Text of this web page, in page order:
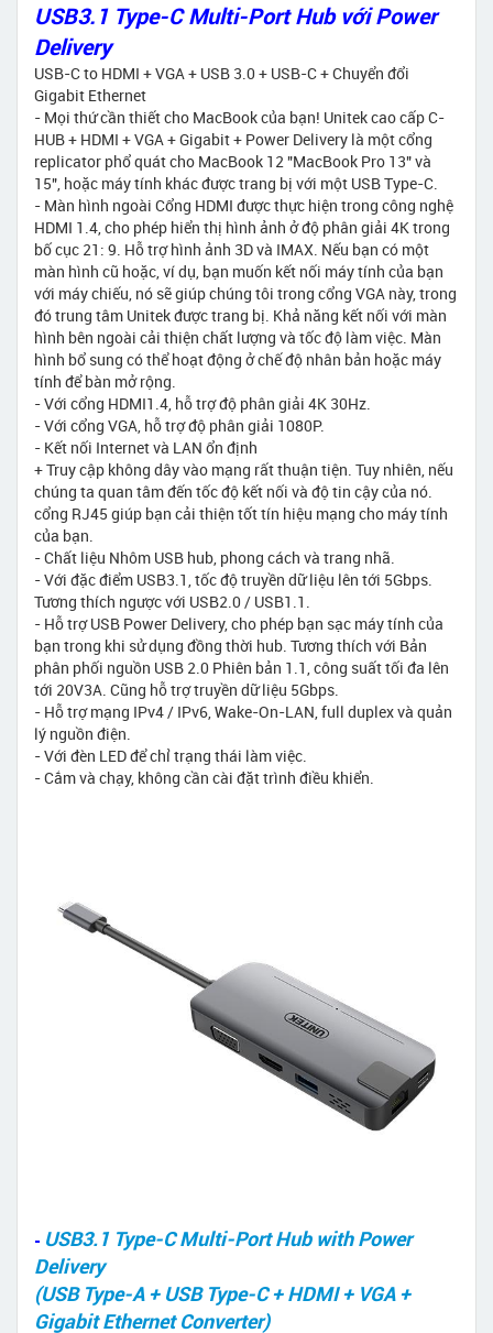
USB3.1 Type-C Multi-Port Hub với Power
Delivery
USB-C to HDMI + VGA + USB 3.0 + USB-C + Chuyển đổi
Gigabit Ethernet
- Mọi thứ cần thiết cho MacBook của bạn! Unitek cao cấp C-
HUB + HDMI + VGA + Gigabit + Power Delivery là một cổng
replicator phổ quát cho MacBook 12 "MacBook Pro 13" và
15", hoặc máy tính khác được trang bị với một USB Type-C.
- Màn hình ngoài Cổng HDMI được thực hiện trong công nghệ
HDMI 1.4, cho phép hiển thị hình ảnh ở độ phân giải 4K trong
bố cục 21: 9. Hỗ trợ hình ảnh 3D và IMAX. Nếu bạn có một
màn hình cũ hoặc, ví dụ, bạn muốn kết nối máy tính của bạn
với máy chiếu, nó sẽ giúp chúng tôi trong cổng VGA này, trong
đó trung tâm Unitek được trang bị. Khả năng kết nối với màn
hình bên ngoài cải thiện chất lượng và tốc độ làm việc. Màn
hình bổ sung có thể hoạt động ở chế độ nhân bản hoặc máy
tính để bàn mở rộng.
- Với cổng HDMI1.4, hỗ trợ độ phân giải 4K 30Hz.
- Với cổng VGA, hỗ trợ độ phân giải 1080P.
- Kết nối Internet và LAN ổn định
+ Truy cập không dây vào mạng rất thuận tiện. Tuy nhiên, nếu
chúng ta quan tâm đến tốc độ kết nối và độ tin cậy của nó.
cổng RJ45 giúp bạn cải thiện tốt tín hiệu mạng cho máy tính
của bạn.
- Chất liệu Nhôm USB hub, phong cách và trang nhã.
- Với đặc điểm USB3.1, tốc độ truyền dữ liệu lên tới 5Gbps.
Tương thích ngược với USB2.0 / USB1.1.
- Hỗ trợ USB Power Delivery, cho phép bạn sạc máy tính của
bạn trong khi sử dụng đồng thời hub. Tương thích với Bản
phân phối nguồn USB 2.0 Phiên bản 1.1, công suất tối đa lên
tới 20V3A. Cũng hỗ trợ truyền dữ liệu 5Gbps.
- Hỗ trợ mạng IPv4 / IPv6, Wake-On-LAN, full duplex và quản
lý nguồn điện.
- Với đèn LED để chỉ trạng thái làm việc.
- Cắm và chạy, không cần cài đặt trình điều khiển.
- USB3.1 Type-C Multi-Port Hub with Power
Delivery
(USB Type-A + USB Type-C + HDMI + VGA +
Gigabit Ethernet Converter)